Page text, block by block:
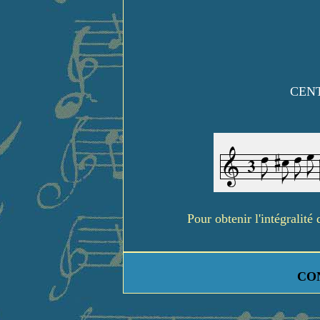
Pour obtenir l'intégralité